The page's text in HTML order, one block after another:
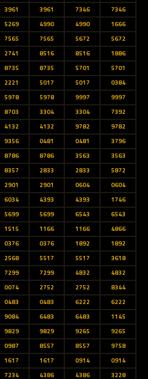
3961 3961 7346
7346
5269 4990 4990
1666
7565 7565 5672
5672
2741 8516 8516
1886
8735 8735 5701
5701
2221 5017 5017
0384
5978 5978 9997
9997
8703 3304 3304
7392
4132 4132 9782
9782
9356 0481 0481
3796
8786 8786 3563
3563
8357 2833 2833
5872
2901 2901 0604
0604
6034 4393 4393
1746
5699 5699 6543
6543
1515 1166 1166
4866
0376 0376 1892
1892
2568 5517 5517
3618
7299 7299 4832
4832
0074 2752 2752
8344
0483 0483 6222
6222
9084 6483 6483
1145
9829 9829 9265
9265
0987 8557 8557
9758
1617 1617 0914
0914
7234 4386 4386
3228